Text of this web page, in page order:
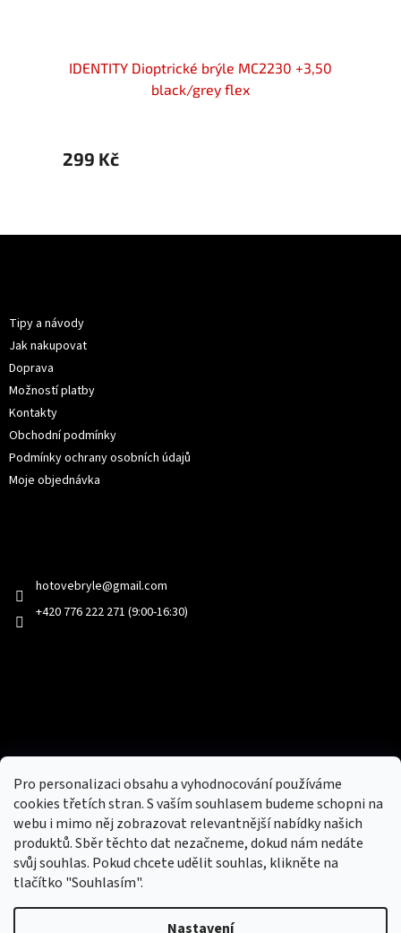
Pro personalizaci obsahu a vyhodnocování používáme
cookies třetích stran. S vaším souhlasem budeme schopni na
webu i mimo něj zobrazovat relevantnější nabídky našich
produktů. Sběr těchto dat nezačneme, dokud nám nedáte
svůj souhlas. Pokud chcete udělit souhlas, klikněte na
tlačítko "Souhlasím".
Nastavení
IDENTITY Dioptrické brýle MC2230 +3,50
black/grey flex
299 Kč
Tipy a návody
Jak nakupovat
Doprava
Možností platby
Kontakty
Obchodní podmínky
Podmínky ochrany osobních údajů
Moje objednávka
hotovebryle@gmail.com
+420 776 222 271 (9:00-16:30)
Nový obchod s batohy, cestovními zavazadly, tašky a peněženky